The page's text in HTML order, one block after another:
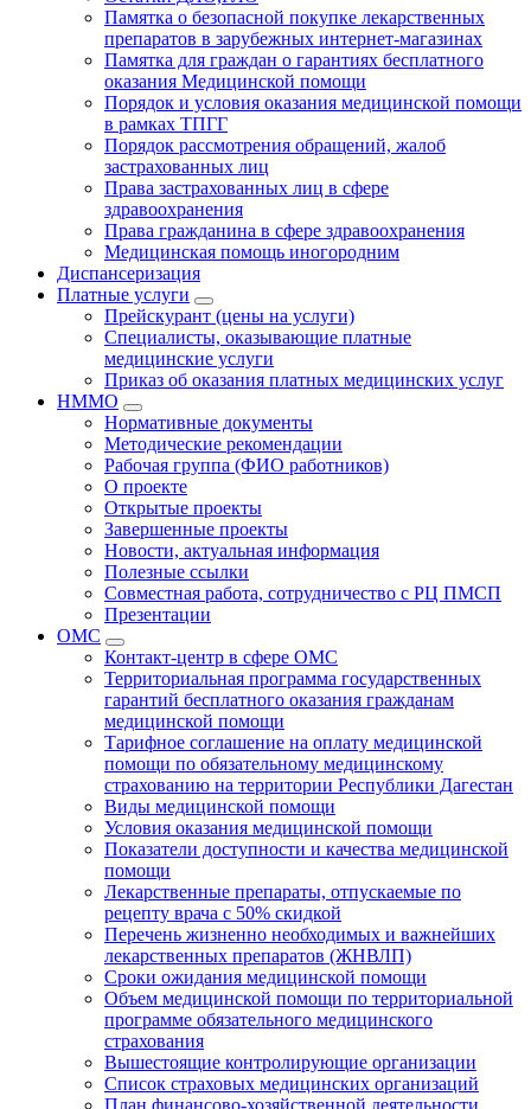
Памятка о безопасной покупке лекарственных
препаратов в зарубежных интернет-магазинах
Памятка для граждан о гарантиях бесплатного
оказания Медицинской помощи
Порядок и условия оказания медицинской помощи
в рамках ТПГГ
Порядок рассмотрения обращений, жалоб
застрахованных лиц
Права застрахованных лиц в сфере
здравоохранения
Права гражданина в сфере здравоохранения
Медицинская помощь иногородним
Диспансеризация
Платные услуги
Прейскурант (цены на услуги)
Специалисты, оказывающие платные
медицинские услуги
Приказ об оказания платных медицинских услуг
НММО
Нормативные документы
Методические рекомендации
Рабочая группа (ФИО работников)
О проекте
Открытые проекты
Завершенные проекты
Новости, актуальная информация
Полезные ссылки
Совместная работа, сотрудничество с РЦ ПМСП
Презентации
ОМС
Контакт-центр в сфере ОМС
Территориальная программа государственных
гарантий бесплатного оказания гражданам
медицинской помощи
Тарифное соглашение на оплату медицинской
помощи по обязательному медицинскому
страхованию на территории Республики Дагестан
Виды медицинской помощи
Условия оказания медицинской помощи
Показатели доступности и качества медицинской
помощи
Лекарственные препараты, отпускаемые по
рецепту врача с 50% скидкой
Перечень жизненно необходимых и важнейших
лекарственных препаратов (ЖНВЛП)
Сроки ожидания медицинской помощи
Объем медицинской помощи по территориальной
программе обязательного медицинского
страхования
Вышестоящие контролирующие организации
Список страховых медицинских организаций